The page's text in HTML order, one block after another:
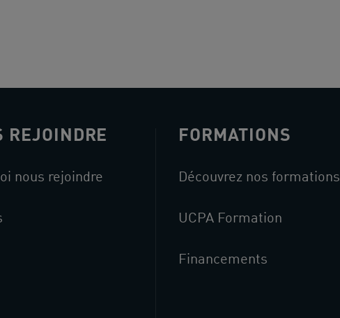
REJOINDRE
nous rejoindre
FORMATIONS
Découvrez nos formations
UCPA Formation
Financements